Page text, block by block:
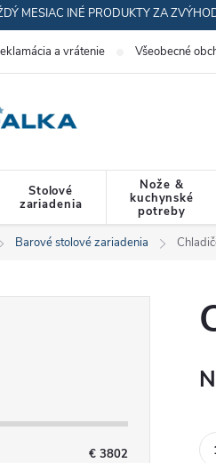
MESIAC INÉ PRODUKTY ZA
a vrátenie Všeobecné
Stolové
zariadenia
Nože &
kuchynské
potreby
Barové stolové zariadenia
€ 3802